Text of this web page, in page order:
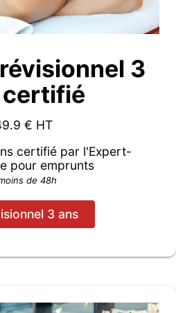
3
certifié
€ HT
certifié par l'Expert-
pour emprunts
de 48h
3 ans